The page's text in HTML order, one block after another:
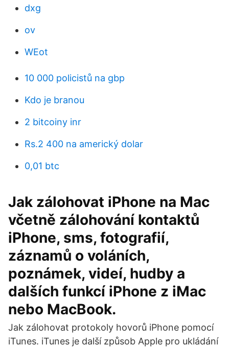
dxg
ov
WEot
10 000 policistů na gbp
Kdo je branou
2 bitcoiny inr
Rs.2 400 na americký dolar
0,01 btc
Jak zálohovat iPhone na Mac
včetně zálohování kontaktů
iPhone, sms, fotografií,
záznamů o voláních,
poznámek, videí, hudby a
dalších funkcí iPhone z iMac
nebo MacBook.
Jak zálohovat protokoly hovorů iPhone pomocí
iTunes. iTunes je další způsob Apple pro ukládání